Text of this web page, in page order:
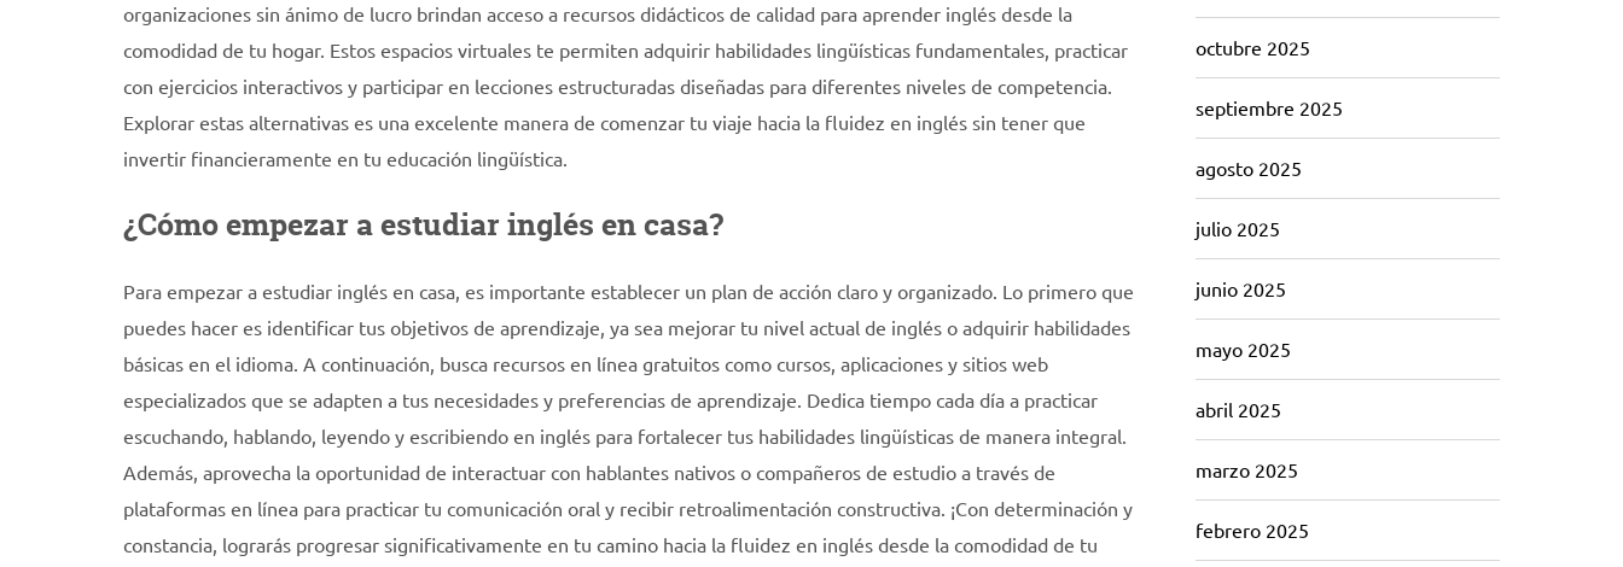
organizaciones sin ánimo de lucro brindan acceso a recursos didácticos de calidad para aprender inglés desde la
comodidad de tu hogar. Estos espacios virtuales te permiten adquirir habilidades lingüísticas fundamentales, practicar
con ejercicios interactivos y participar en lecciones estructuradas diseñadas para diferentes niveles de competencia.
Explorar estas alternativas es una excelente manera de comenzar tu viaje hacia la fluidez en inglés sin tener que
invertir financieramente en tu educación lingüística.
¿Cómo empezar a estudiar inglés en casa?
Para empezar a estudiar inglés en casa, es importante establecer un plan de acción claro y organizado. Lo primero que
puedes hacer es identificar tus objetivos de aprendizaje, ya sea mejorar tu nivel actual de inglés o adquirir habilidades
básicas en el idioma. A continuación, busca recursos en línea gratuitos como cursos, aplicaciones y sitios web
especializados que se adapten a tus necesidades y preferencias de aprendizaje. Dedica tiempo cada día a practicar
escuchando, hablando, leyendo y escribiendo en inglés para fortalecer tus habilidades lingüísticas de manera integral.
Además, aprovecha la oportunidad de interactuar con hablantes nativos o compañeros de estudio a través de
plataformas en línea para practicar tu comunicación oral y recibir retroalimentación constructiva. ¡Con determinación y
constancia, lograrás progresar significativamente en tu camino hacia la fluidez en inglés desde la comodidad de tu
octubre 2025
septiembre 2025
agosto 2025
julio 2025
junio 2025
mayo 2025
abril 2025
marzo 2025
febrero 2025